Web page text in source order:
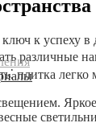
к успеху
различные
плитка